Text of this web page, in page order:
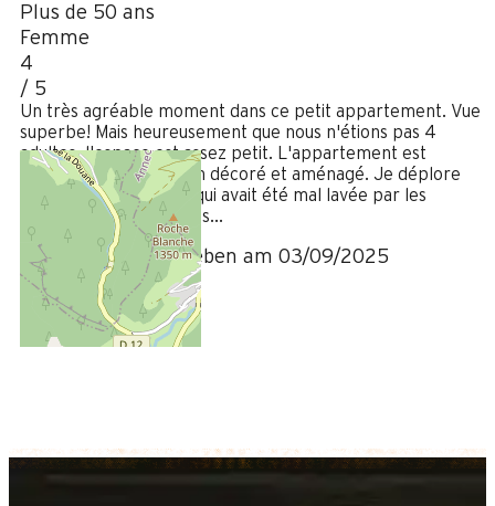
Plus de 50 ans
Femme
4
/ 5
Un très agréable moment dans ce petit appartement. Vue
superbe! Mais heureusement que nous n'étions pas 4
adultes, l'espace est assez petit. L'appartement est
fonctionnel et très bien décoré et aménagé. Je déplore
seulement la vaisselle qui avait été mal lavée par les
personnes précédentes...
Bewertung geschrieben am 03/09/2025